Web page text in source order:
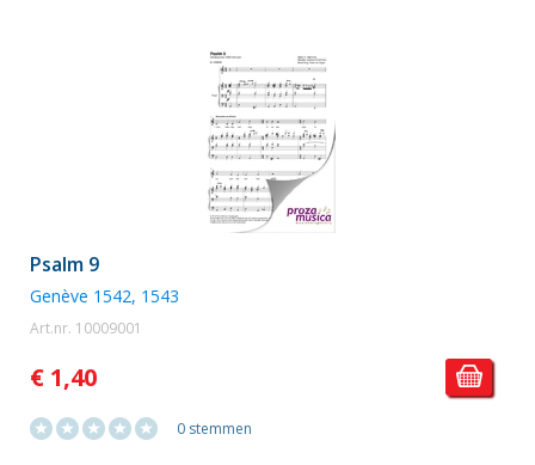
Psalm 9
Genève 1542, 1543
Art.nr. 10009001
€ 1,40
0 stemmen